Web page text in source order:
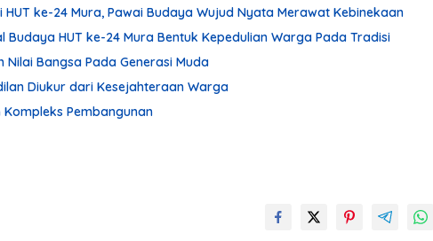
HUT ke-24 Mura, Pawai Budaya Wujud Nyata Merawat Kebinekaan
Budaya HUT ke-24 Mura Bentuk Kepedulian Warga Pada Tradisi
Bangsa Pada Generasi Muda
Diukur dari Kesejahteraan Warga
Pembangunan